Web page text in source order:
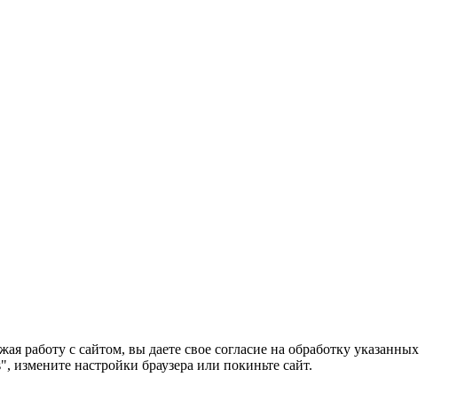
работу с сайтом, вы даете свое согласие на обработку указанных
настройки браузера или покиньте сайт.